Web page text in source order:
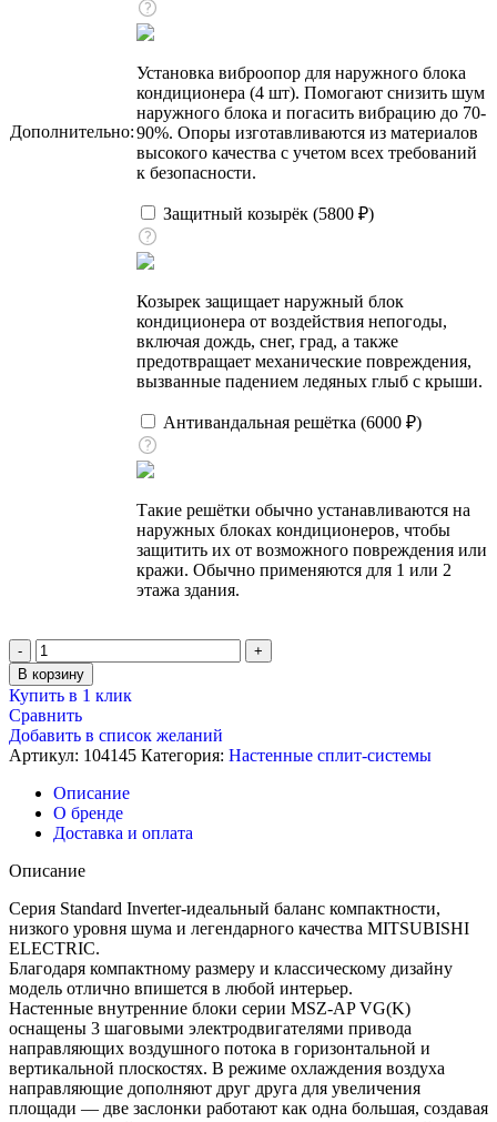
Дополнительно:
Установка виброопор для наружного блока
кондиционера (4 шт). Помогают снизить шум
наружного блока и погасить вибрацию до 70-
90%. Опоры изготавливаются из материалов
высокого качества с учетом всех требований
к безопасности.
Защитный козырёк (5800 ₽)
Козырек защищает наружный блок
кондиционера от воздействия непогоды,
включая дождь, снег, град, а также
предотвращает механические повреждения,
вызванные падением ледяных глыб с крыши.
Антивандальная решётка (6000 ₽)
Такие решётки обычно устанавливаются на
наружных блоках кондиционеров, чтобы
защитить их от возможного повреждения или
кражи. Обычно применяются для 1 или 2
этажа здания.
Количество
товара
Кондиционер
настенный,
Mitsubishi
Electric
MSZ-
AP20VG
/
MUZ-
AP20VG
В корзину
Купить в 1 клик
Сравнить
Добавить в список желаний
Артикул: 104145 Категория: Настенные сплит-системы
Описание
О бренде
Доставка и оплата
Описание
Серия Standard Inverter-идеальный баланс компактности,
низкого уровня шума и легендарного качества MITSUBISHI
ELECTRIC.
Благодаря компактному размеру и классическому дизайну
модель отлично впишется в любой интерьер.
Настенные внутренние блоки серии MSZ-AP VG(K)
оснащены 3 шаговыми электродвигателями привода
направляющих воздушного потока в горизонтальной и
вертикальной плоскостях. В режиме охлаждения воздуха
направляющие дополняют друг друга для увеличения
площади — две заслонки работают как одна большая, создавая